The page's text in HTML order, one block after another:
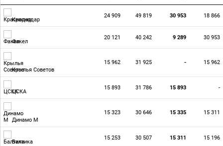
Краснодар
24 909 49 819 30 953 18 866
Факел
20 121 40 242 9 289 30 953
Крылья Советов
15 962 31 925 - 15 962
ЦСКА
15 893 31 786 15 893 -
Динамо М
15 323 30 646 15 335 15 311
Балтика
15 253 30 507 15 311 15 196